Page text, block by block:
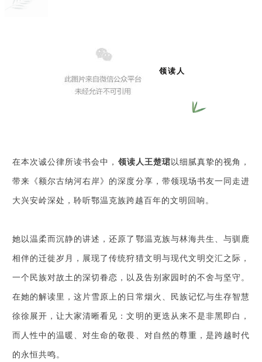
领读人
在本次诚公律所读书会中， 领读人王楚珺 以细腻真挚的视角，
带来《额尔古纳河右岸》的深度分享，带领现场书友一同走进
大兴安岭深处，聆听鄂温克族跨越百年的文明回响。
她以温柔而沉静的讲述，还原了鄂温克族与林海共生、与驯鹿
相伴的迁徙岁月，展现了传统狩猎文明与现代文明交汇之际，
一个民族对故土的深切眷恋，以及告别家园时的不舍与坚守。
在她的解读里，这片雪原上的日常烟火、民族记忆与生存智慧
徐徐展开，让大家清晰看见：文明的更迭从来不是非黑即白，
而人性中的温暖、对生命的敬畏、对自然的尊重，是跨越时代
的永恒共鸣。